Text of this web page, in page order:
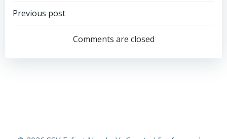
Post
navigation
Previous post
Comments are closed